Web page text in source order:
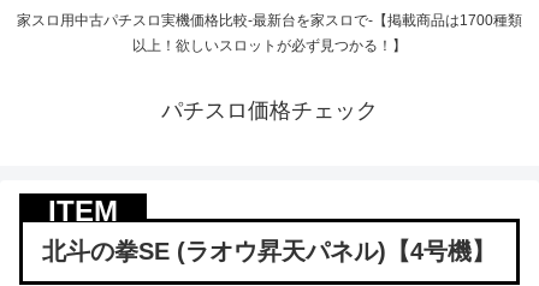
家スロ用中古パチスロ実機価格比較-最新台を家スロで-【掲載商品は1700種類
以上！欲しいスロットが必ず見つかる！】
パチスロ価格チェック
北斗の拳SE (ラオウ昇天パネル)【4号機】